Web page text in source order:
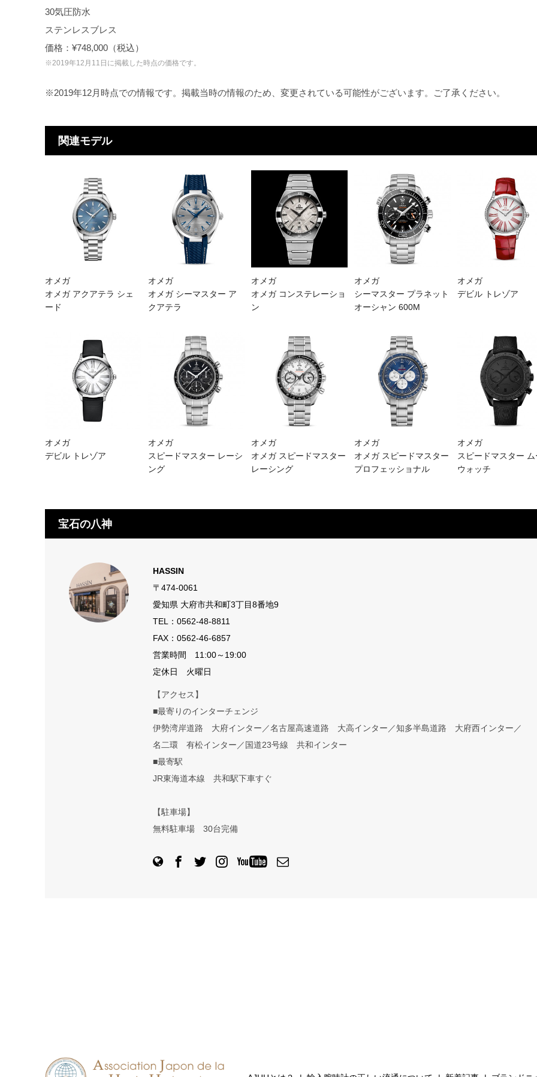
30気圧防水
ステンレスブレス
価格：¥748,000（税込）
※2019年12月11日に掲載した時点の価格です。
※2019年12月時点での情報です。掲載当時の情報のため、変更されている可能性がございます。ご了承ください。
関連モデル
オメガ
オメガ アクアテラ シェ
ー ド
オメガ
オメガ シーマスター ア
クアテラ
オメガ
オメガ コンステレーショ
ン
オメガ
シーマスター プラネット
オーシャン 600M
オメガ
デビル トレゾア
オメガ
デビル トレゾア
オメガ
スピードマスター レーシ
ング
オメガ
オメガ スピードマスター
レーシング
オメガ
オメガ スピードマスター
プロフェッショナル
オメガ
スピードマスター ム
ウォッチ
宝石の八神
HASSIN
〒474-0061
愛知県 大府市共和町3丁目8番地9
TEL： 0562-48-8811
FAX：0562-46-6857
営業時間 11:00～19:00
定休日 火曜日
【アクセス】
■最寄りのインターチェンジ
伊勢湾岸道路 大府インター／名古屋高速道路 大高インター／知多半島道路 大府西インター／
名二環 有松インター／国道23号線 共和インター
■最寄駅
JR東海道本線 共和駅下車すぐ
【駐車場】
無料駐車場 30台完備